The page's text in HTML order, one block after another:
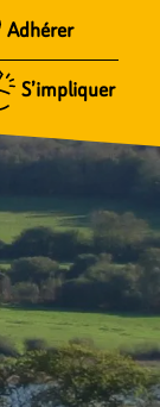
Adhérer
S’impliquer